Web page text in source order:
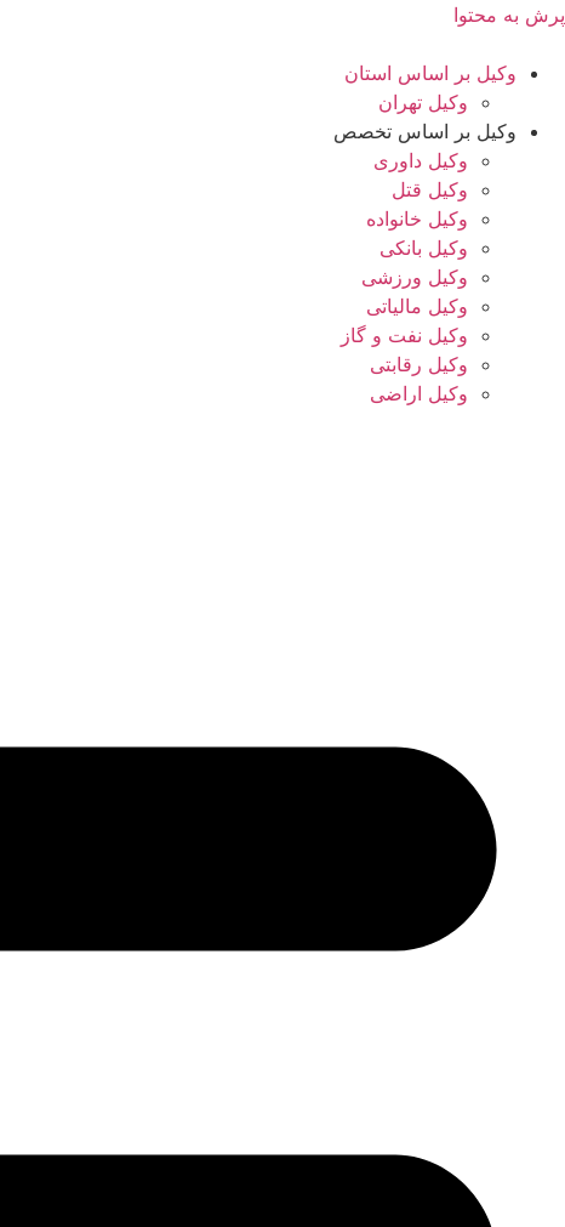
پرش به محتوا
وکیل بر اساس استان
وکیل تهران
وکیل بر اساس تخصص
وکیل داوری
وکیل قتل
وکیل خانواده
وکیل بانکی
وکیل ورزشی
وکیل مالیاتی
وکیل نفت و گاز
وکیل رقابتی
وکیل اراضی